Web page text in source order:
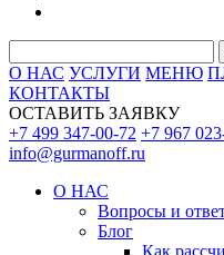
О НАС УСЛУГИ МЕНЮ
КОНТАКТЫ
ОСТАВИТЬ ЗАЯВКУ
+7 499 347-00-72 +7 967
info@gurmanoff.ru
О НАС
Вопросы и
Блог
Как